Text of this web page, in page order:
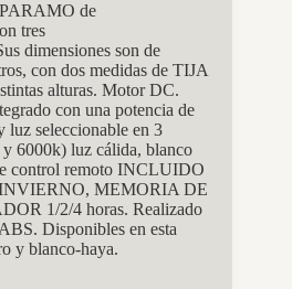
de
tres
dimensiones son de
con dos medidas de TIJA
alturas. Motor DC.
con una potencia de
luz seleccionable en 3
6000k) luz cálida, blanco
control remoto INCLUIDO
MEMORIA DE
1/2/4 horas. Realizado
Disponibles en esta
y blanco-haya.